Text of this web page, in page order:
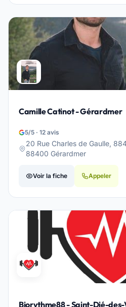
Camille Catinot - Gérardmer
5/5 · 12 avis
20 Rue Charles de Gaulle,
88400 Gérardmer
Voir la fiche Appeler
Biorythme88 - Saint-Dié-des-